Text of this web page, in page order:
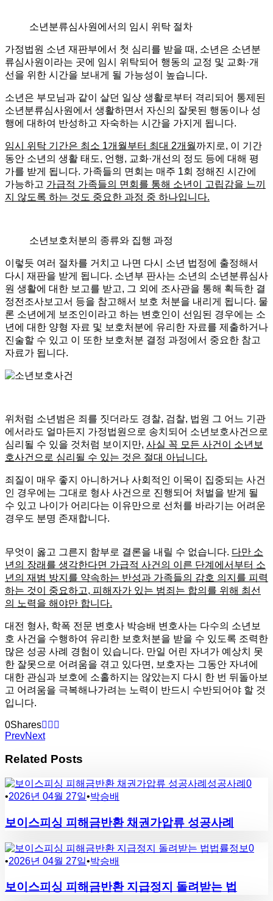
소년분류심사원에서의 임시 위탁 절차
가정법원 소년 재판부에서 첫 심리를 받을 때, 소년은 소년분
류심사원이라는 곳에 임시 위탁되어 행동의 교정 및 교화·개
선을 위한 시간을 보내게 될 가능성이 높습니다.
소년은 부모님과 같이 살던 일상 생활로부터 격리되어 통제된
소년분류심사원에서 생활하면서 자신의 잘못된 행동이나 성
행에 대하여 반성하고 자숙하는 시간을 가지게 됩니다.
임시 위탁 기간은 최소 1개월부터 최대 2개월까지로, 이 기간
동안 소년의 생활 태도, 언행, 교화·개선의 정도 등에 대해 평
가를 받게 됩니다. 가족들의 면회는 매주 1회 정해진 시간에
가능하고 가급적 가족들의 면회를 통해 소년이 고립감을 느끼
지 않도록 하는 것도 중요한 과정 중 하나입니다.
소년보호처분의 종류와 집행 과정
이렇듯 여러 절차를 거치고 나면 다시 소년 법정에 출정해서
다시 재판을 받게 됩니다. 소년부 판사는 소년의 소년분류심사
원 생활에 대한 보고를 받고, 그 외에 조사관을 통해 획득한 결
정전조사보고서 등을 참고해서 보호 처분을 내리게 됩니다. 물
론 소년에게 보조인이라고 하는 변호인이 선임된 경우에는 소
년에 대한 양형 자료 및 보호처분에 유리한 자료를 제출하거나
진술할 수 있고 이 또한 보호처분 결정 과정에서 중요한 참고
자료가 됩니다.
위처럼 소년범은 죄를 짓더라도 경찰, 검찰, 법원 그 어느 기관
에서라도 얼마든지 가정법원으로 송치되어 소년보호사건으로
심리될 수 있을 것처럼 보이지만, 사실 꼭 모든 사건이 소년보
호사건으로 심리될 수 있는 것은 절대 아닙니다.
죄질이 매우 좋지 아니하거나 사회적인 이목이 집중되는 사건
인 경우에는 그대로 형사 사건으로 진행되어 처벌을 받게 될
수 있고 나이가 어리다는 이유만으로 선처를 바라기는 어려운
경우도 분명 존재합니다.
무엇이 옳고 그른지 함부로 결론을 내릴 수 없습니다. 다만 소
년의 장래를 생각한다면 가급적 사건의 이른 단계에서부터 소
년의 재범 방지를 약속하는 반성과 가족들의 감호 의지를 피력
하는 것이 중요하고, 피해자가 있는 범죄는 합의를 위해 최선
의 노력을 해야만 합니다.
대전 형사, 학폭 전문 변호사 박승배 변호사는 다수의 소년보
호 사건을 수행하여 유리한 보호처분을 받을 수 있도록 조력한
많은 성공 사례 경험이 있습니다. 만일 어린 자녀가 예상치 못
한 잘못으로 어려움을 겪고 있다면, 보호자는 그동안 자녀에
대한 관심과 보호에 소홀하지는 않았는지 다시 한 번 뒤돌아보
고 어려움을 극복해나가려는 노력이 반드시 수반되어야 할 것
입니다.
0Shares
PrevNext
Related Posts
성공사례 0
•2026년 04월 27일•박승배
보이스피싱 피해금반환 채권가압류 성공사례
법률정보0
•2026년 04월 27일•박승배
보이스피싱 피해금반환 지급정지 돌려받는 법